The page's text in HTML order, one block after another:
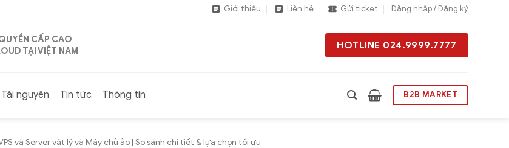
Giới thiệu Liên hệ Gửi ticket Đăng nhập / Đăng ký
CẤP CAO
TẠI VIỆT NAM
HOTLINE 024.9999.7777
Tài nguyên Tin tức Thông tin B2B MARKET
và Server vật lý và Máy chủ ảo | So sánh chi tiết & lựa chọn tối ưu